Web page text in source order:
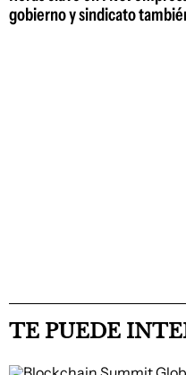
gobierno y sindicato
TE PUEDE